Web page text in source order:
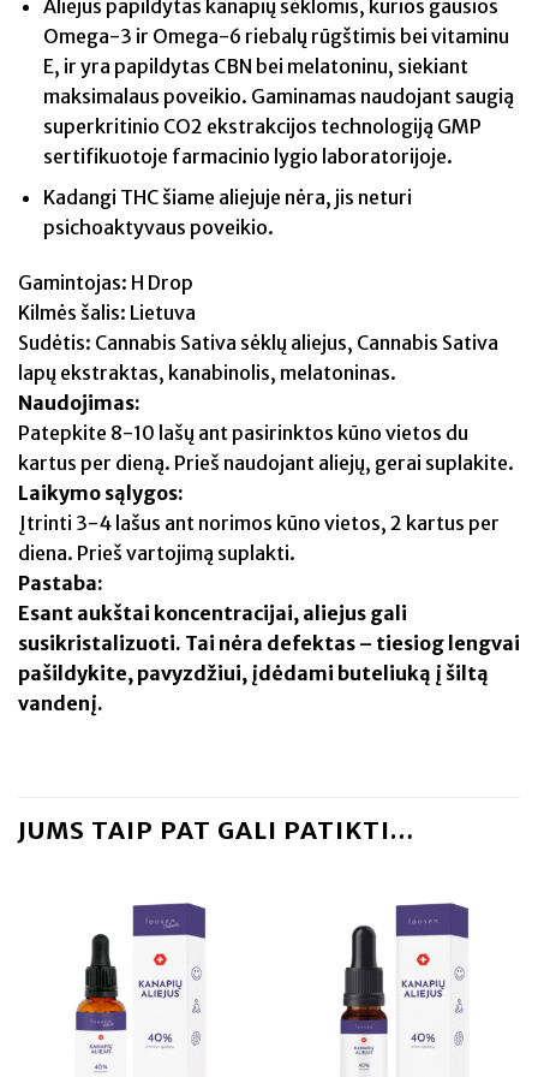
Aliejus papildytas kanapių sėklomis, kurios gausios
Omega-3 ir Omega-6 riebalų rūgštimis bei vitaminu
E, ir yra papildytas CBN bei melatoninu, siekiant
maksimalaus poveikio. Gaminamas naudojant saugią
superkritinio CO2 ekstrakcijos technologiją GMP
sertifikuotoje farmacinio lygio laboratorijoje.
Kadangi THC šiame aliejuje nėra, jis neturi
psichoaktyvaus poveikio.
Gamintojas: H Drop
Kilmės šalis: Lietuva
Sudėtis: Cannabis Sativa sėklų aliejus, Cannabis Sativa
lapų ekstraktas, kanabinolis, melatoninas.
Naudojimas:
Patepkite 8-10 lašų ant pasirinktos kūno vietos du
kartus per dieną. Prieš naudojant aliejų, gerai suplakite.
Laikymo sąlygos:
Įtrinti 3-4 lašus ant norimos kūno vietos, 2 kartus per
diena. Prieš vartojimą suplakti.
Pastaba:
Esant aukštai koncentracijai, aliejus gali
susikristalizuoti. Tai nėra defektas – tiesiog lengvai
pašildykite, pavyzdžiui, įdėdami buteliuką į šiltą
vandenį.
JUMS TAIP PAT GALI PATIKTI…